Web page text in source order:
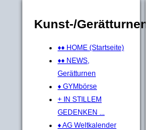
Kunst-/Gerätturnen
♦♦ HOME (Startseite)
♦♦ NEWS,
Gerätturnen
♦ GYMbörse
+ IN STILLEM
GEDENKEN ...
♦ AG Weltkalender